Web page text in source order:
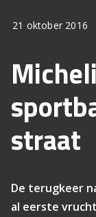
21 oktober 2016
straat
De terugkeer
al eerste